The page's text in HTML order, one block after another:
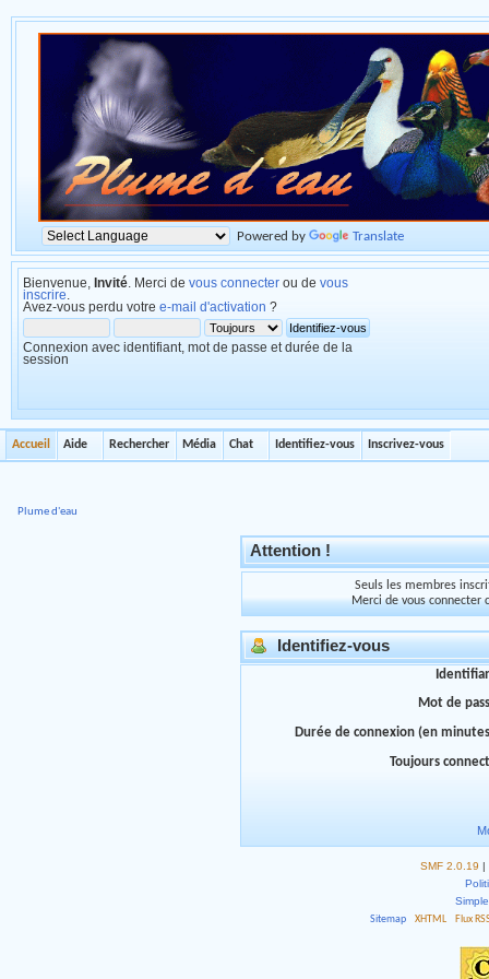
Powered by Translate
Bienvenue, Invité . Merci de vous connecter ou de vous
inscrire
Avez-vous perdu votre e-mail d'activation ?
Connexion avec identifiant, mot de passe et durée de la
session
Accueil Aide Rechercher Média Chat Identifiez-vous Inscrivez-vous
Plume d'eau
Attention !
Seuls les membres
Merci de vous connecter
Identifiez-vous
Mot de
Durée de connexion (en
Toujours
SMF 2.0.19 |
Sitemap
XHTML Flux